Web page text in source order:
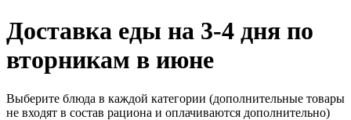
Доставка еды на 3-4 дня по
вторникам в июне
Выберите блюда в каждой категории (дополнительные товары
не входят в состав рациона и оплачиваются дополнительно)